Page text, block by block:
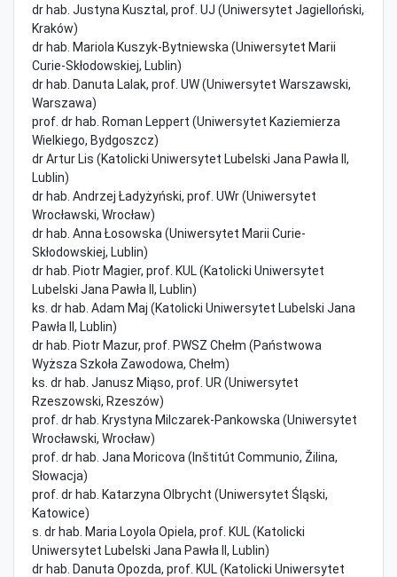
dr hab. Justyna Kusztal, prof. UJ (Uniwersytet Jagielloński,
Kraków)
dr hab. Mariola Kuszyk-Bytniewska (Uniwersytet Marii
Curie-Skłodowskiej, Lublin)
dr hab. Danuta Lalak, prof. UW (Uniwersytet Warszawski,
Warszawa)
prof. dr hab. Roman Leppert (Uniwersytet Kaziemierza
Wielkiego, Bydgoszcz)
dr Artur Lis (Katolicki Uniwersytet Lubelski Jana Pawła II,
Lublin)
dr hab. Andrzej Ładyżyński, prof. UWr (Uniwersytet
Wrocławski, Wrocław)
dr hab. Anna Łosowska (Uniwersytet Marii Curie-
Skłodowskiej, Lublin)
dr hab. Piotr Magier, prof. KUL (Katolicki Uniwersytet
Lubelski Jana Pawła II, Lublin)
ks. dr hab. Adam Maj (Katolicki Uniwersytet Lubelski Jana
Pawła II, Lublin)
dr hab. Piotr Mazur, prof. PWSZ Chełm (Państwowa
Wyższa Szkoła Zawodowa, Chełm)
ks. dr hab. Janusz Miąso, prof. UR (Uniwersytet
Rzeszowski, Rzeszów)
prof. dr hab. Krystyna Milczarek-Pankowska (Uniwersytet
Wrocławski, Wrocław)
prof. dr hab. Jana Moricova (Inštitút Communio, Žilina,
Słowacja)
prof. dr hab. Katarzyna Olbrycht (Uniwersytet Śląski,
Katowice)
s. dr hab. Maria Loyola Opiela, prof. KUL (Katolicki
Uniwersytet Lubelski Jana Pawła II, Lublin)
dr hab. Danuta Opozda, prof. KUL (Katolicki Uniwersytet